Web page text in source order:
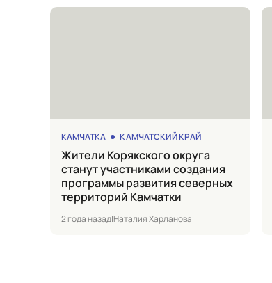
КАМЧАТКА КАМЧАТСКИЙ КРАЙ
Жители Корякского округа
станут участниками создания
программы развития северных
территорий Камчатки
2 года назад|Наталия Харланова